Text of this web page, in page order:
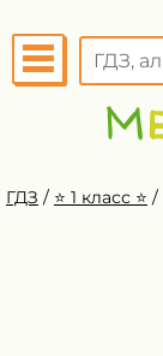
ГДЗ / ⭐️ 1 класс ⭐️ /